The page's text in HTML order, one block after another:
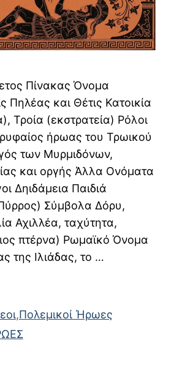
Πίνακας Όνομα
Πηλέας και Θέτις Κατοικία
Τροία (εκστρατεία) Ρόλοι
ήρωας του Τρωικού
των Μυρμιδόνων,
και οργής Άλλα Ονόματα
Δηιδάμεια Παιδιά
Σύμβολα Δόρυ,
Αχιλλέα, ταχύτητα,
πτέρνα) Ρωμαϊκό Όνομα
της Ιλιάδας, το …
,Πολεμικοί Ήρωες